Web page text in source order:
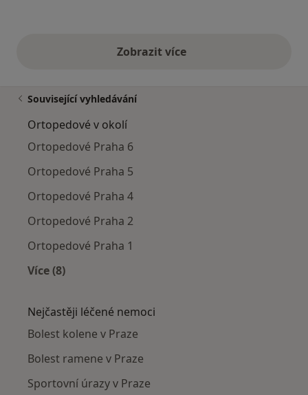
Zobrazit vícevýše uvedené názory
Související vyhledávání
Ortopedové v okolí
Ortopedové Praha 6
Ortopedové Praha 5
Ortopedové Praha 4
Ortopedové Praha 2
Ortopedové Praha 1
Více (8)
Nejčastěji léčené nemoci
Bolest kolene v Praze
Bolest ramene v Praze
Sportovní úrazy v Praze